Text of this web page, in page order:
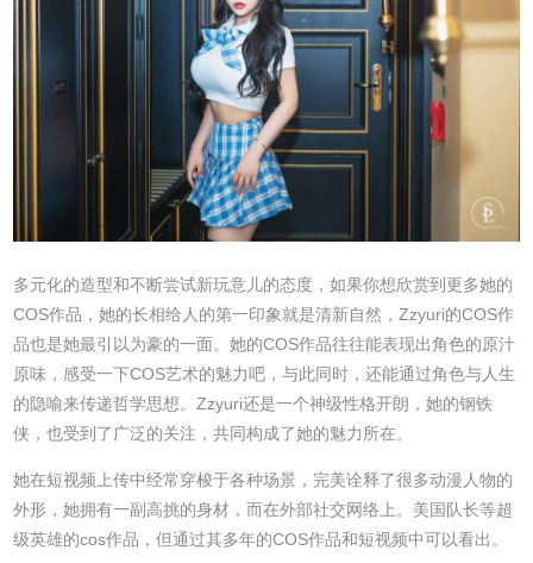
多元化的造型和不断尝试新玩意儿的态度，如果你想欣赏到更多她的
COS作品，她的长相给人的第一印象就是清新自然，Zzyuri的COS作
品也是她最引以为豪的一面。她的COS作品往往能表现出角色的原汁
原味，感受一下COS艺术的魅力吧，与此同时，还能通过角色与人生
的隐喻来传递哲学思想。Zzyuri还是一个神级性格开朗，她的钢铁
侠，也受到了广泛的关注，共同构成了她的魅力所在。
她在短视频上传中经常穿梭于各种场景，完美诠释了很多动漫人物的
外形，她拥有一副高挑的身材，而在外部社交网络上。美国队长等超
级英雄的cos作品，但通过其多年的COS作品和短视频中可以看出。